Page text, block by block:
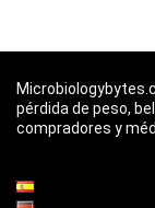
pérdida de peso,
compradores y